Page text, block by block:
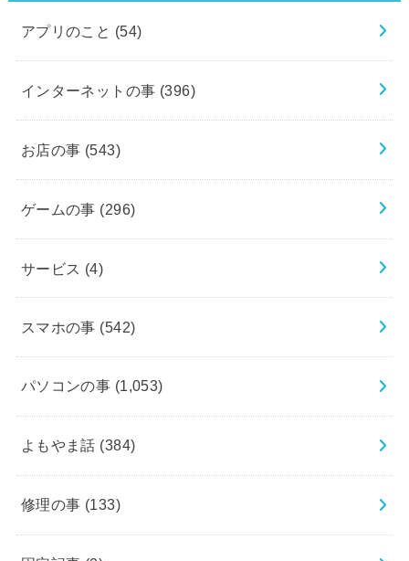
アプリのこと (54)
インターネットの事 (396)
お店の事 (543)
ゲームの事 (296)
サービス (4)
スマホの事 (542)
パソコンの事 (1,053)
よもやま話 (384)
修理の事 (133)